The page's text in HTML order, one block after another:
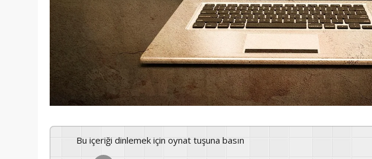
Bu içeriği dinlemek için oynat tuşuna basın